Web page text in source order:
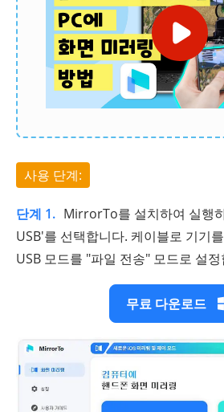
사용 단계:
단계 1. MirrorTo를 설치하여 실행
USB'를 선택합니다. 케이블로 기기
USB 모드를 "파일 전송" 모드로 설
무료 다운로드